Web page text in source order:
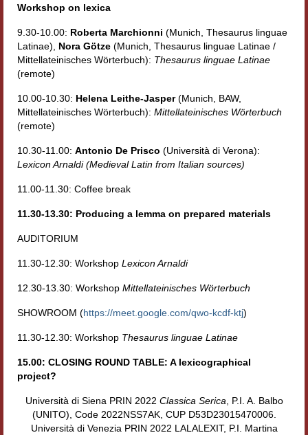
Workshop on lexica
9.30-10.00: Roberta Marchionni (Munich, Thesaurus linguae
Latinae), Nora Götze (Munich, Thesaurus linguae Latinae /
Mittellateinisches Wörterbuch): Thesaurus linguae Latinae
(remote)
10.00-10.30: Helena Leithe-Jasper(Munich, BAW,
Mittellateinisches Wörterbuch): Mittellateinisches Wörterbuch
(remote)
10.30-11.00: Antonio De Prisco (Università di Verona):
Lexicon Arnaldi (Medieval Latin from Italian sources)
11.00-11.30: Coffee break
11.30-13.30: Producing a lemma on prepared materials
AUDITORIUM
11.30-12.30: Workshop Lexicon Arnaldi
12.30-13.30: Workshop Mittellateinisches Wörterbuch
SHOWROOM (https://meet.google.com/qwo-kcdf-ktj)
11.30-12.30: Workshop Thesaurus linguae Latinae
15.00: CLOSING ROUND TABLE: A lexicographical
project?
Università di Siena PRIN 2022 Classica Serica , P.I. A. Balbo
(UNITO), Code 2022NSS7AK, CUP D53D23015470006.
Università di Venezia PRIN 2022 LALALEXIT, P.I. Martina